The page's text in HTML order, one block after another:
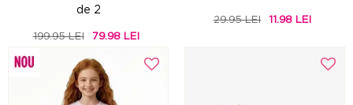
de 2
199.95 LEI 79.98 LEI
29.95 LEI 11.98 LEI